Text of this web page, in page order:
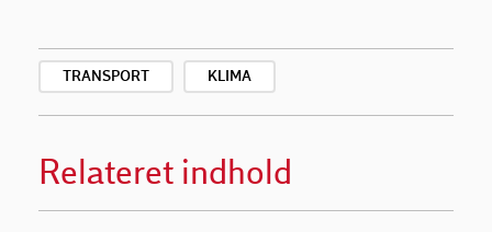
TRANSPORT KLIMA
Relateret indhold